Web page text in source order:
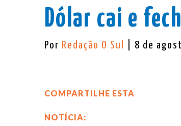
Dólar cai e
Por Redação O Sul | 8 de
COMPARTILHE ESTA
NOTÍCIA: